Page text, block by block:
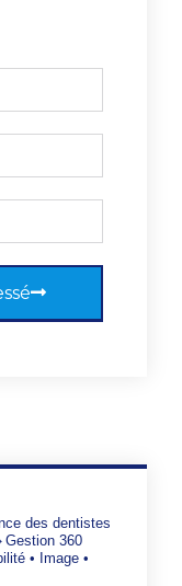
des dentistes
360
• Image •